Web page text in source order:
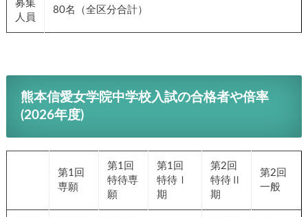
点
点
会 50点
熊本信愛女学院中学校入試の合格者や倍率
第1回
第1回
第2回